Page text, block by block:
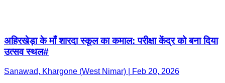
अहिरखेड़ा के माँ शारदा स्कूल का कमाल: परीक्षा केंद्र को बना दिया
उत्सव स्थल#
Sanawad, Khargone (West Nimar) | Feb 20, 2026